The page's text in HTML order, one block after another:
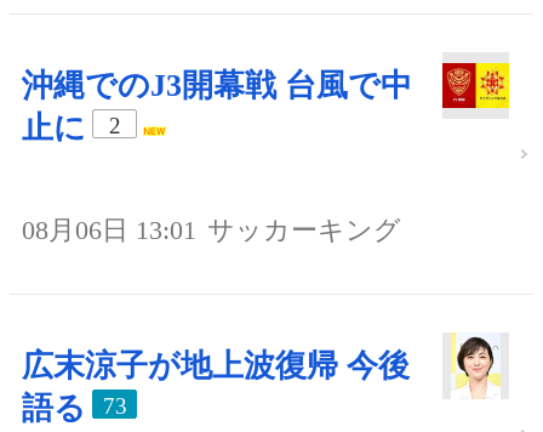
沖縄でのJ3開幕戦 台風で中
止に
2
08月06日 13:01 サッカーキング
広末涼子が地上波復帰 今後
語る
73